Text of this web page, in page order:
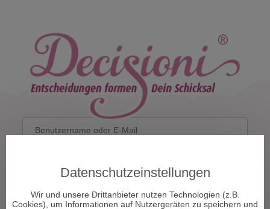
Datenschutzeinstellungen
Wir und unsere Drittanbieter nutzen Technologien (z.B.
Cookies), um Informationen auf Nutzergeräten zu speichern und